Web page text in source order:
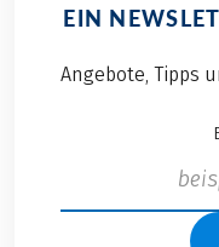
EIN
Angebote, Tipps